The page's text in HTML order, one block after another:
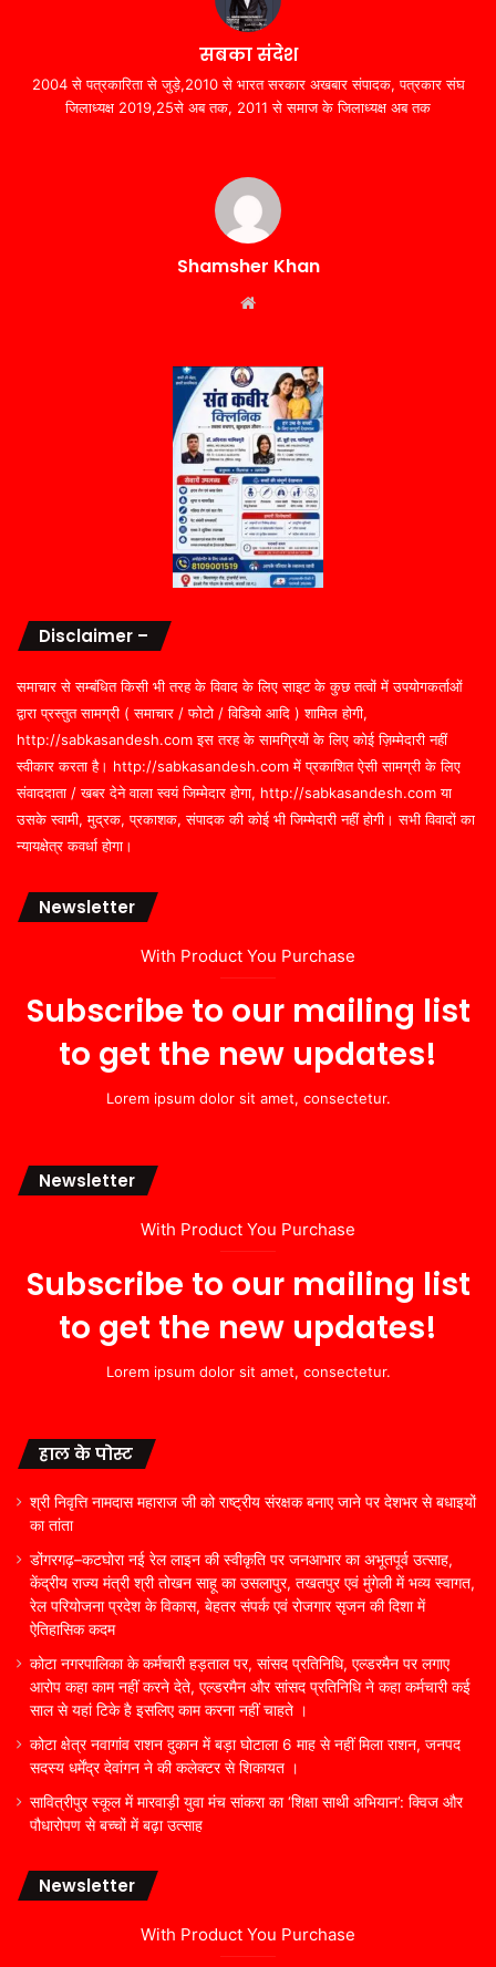
सबका संदेश
2004 से पत्रकारिता से जुड़े,2010 से भारत सरकार अखबार संपादक, पत्रकार संघ
जिलाध्यक्ष 2019,25से अब तक, 2011 से समाज के जिलाध्यक्ष अब तक
Shamsher Khan
Disclaimer –
समाचार से सम्बंधित किसी भी तरह के विवाद के लिए साइट के कुछ तत्वों में उपयोगकर्ताओं
द्वारा प्रस्तुत सामग्री ( समाचार / फोटो / विडियो आदि ) शामिल होगी,
http://sabkasandesh.com इस तरह के सामग्रियों के लिए कोई ज़िम्मेदारी नहीं
स्वीकार करता है। http://sabkasandesh.com में प्रकाशित ऐसी सामग्री के लिए
संवाददाता / खबर देने वाला स्वयं जिम्मेदार होगा, http://sabkasandesh.com या
उसके स्वामी, मुद्रक, प्रकाशक, संपादक की कोई भी जिम्मेदारी नहीं होगी। सभी विवादों का
न्यायक्षेत्र कवर्धा होगा।
Newsletter
With Product You Purchase
Subscribe to our mailing list
to get the new updates!
Lorem ipsum dolor sit amet, consectetur.
Newsletter
With Product You Purchase
Subscribe to our mailing list
to get the new updates!
Lorem ipsum dolor sit amet, consectetur.
हाल के पोस्ट
श्री निवृत्ति नामदास महाराज जी को राष्ट्रीय संरक्षक बनाए जाने पर देशभर से बधाइयों
का तांता
डोंगरगढ़–कटघोरा नई रेल लाइन की स्वीकृति पर जनआभार का अभूतपूर्व उत्साह,
केंद्रीय राज्य मंत्री श्री तोखन साहू का उसलापुर, तखतपुर एवं मुंगेली में भव्य स्वागत,
रेल परियोजना प्रदेश के विकास, बेहतर संपर्क एवं रोजगार सृजन की दिशा में
ऐतिहासिक कदम
कोटा नगरपालिका के कर्मचारी हड़ताल पर, सांसद प्रतिनिधि, एल्डरमैन पर लगाए
आरोप कहा काम नहीं करने देते, एल्डरमैन और सांसद प्रतिनिधि ने कहा कर्मचारी कई
साल से यहां टिके है इसलिए काम करना नहीं चाहते ।
कोटा क्षेत्र नवागांव राशन दुकान में बड़ा घोटाला 6 माह से नहीं मिला राशन, जनपद
सदस्य धर्मेंद्र देवांगन ने की कलेक्टर से शिकायत ।
सावित्रीपुर स्कूल में मारवाड़ी युवा मंच सांकरा का ‘शिक्षा साथी अभियान’: क्विज और
पौधारोपण से बच्चों में बढ़ा उत्साह
Newsletter
With Product You Purchase